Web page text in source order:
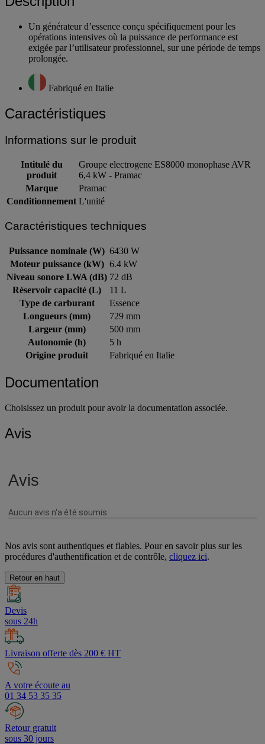
Un générateur d’essence conçu spécifiquement pour les
opérations intensives où la puissance de performance est
exigée par l’utilisateur professionnel, sur une période de temps
prolongée.
Fabriqué en Italie
Caractéristiques
Informations sur le produit
Intitulé du
produit
Groupe electrogene ES8000 monophase AVR
6,4 kW - Pramac
Marque
Pramac
Conditionnement L'unité
Caractéristiques techniques
Puissance nominale (W) 6430 W
Moteur puissance (kW) 6.4 kW
Niveau sonore LWA (dB) 72 dB
Réservoir capacité (L)
11 L
Type de carburant
Essence
Longueurs (mm)
729 mm
Largeur (mm)
500 mm
Autonomie (h)
5 h
Origine produit
Fabriqué en Italie
Documentation
Choisissez un produit pour avoir la documentation associée.
Avis
Nos avis sont authentiques et fiables. Pour en savoir plus sur les
procédures d'authentification et de contrôle, cliquez ici.
Retour en haut
Devis
sous 24h
Livraison offerte dès 200 € HT
A votre écoute au
01 34 53 35 35
Retour gratuit
sous 30 jours